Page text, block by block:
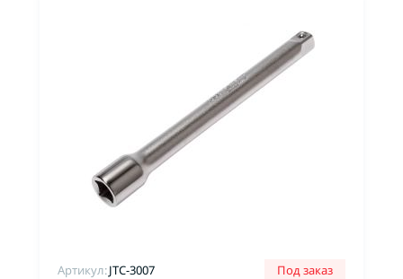
Артикул:JTC-3007 Под заказ